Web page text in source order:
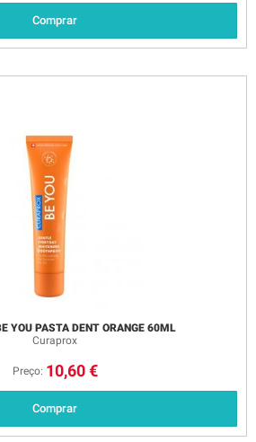
Comprar
YOU PASTA DENT ORANGE 60ML
Curaprox
Preço: 10,60 €
Comprar